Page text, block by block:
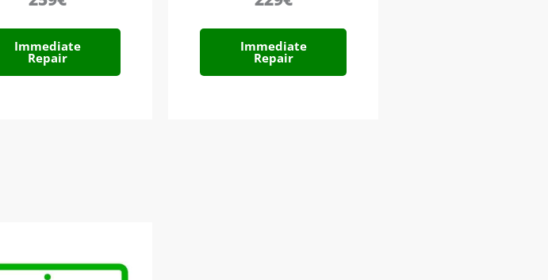
Immediate
Repair
Immediate
Repair